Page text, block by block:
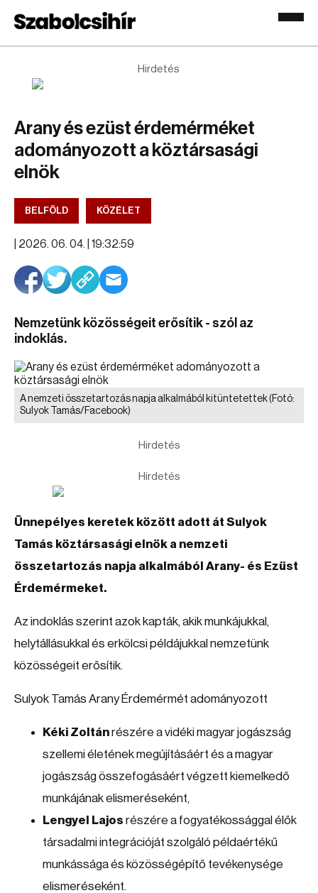
Hirdetés
Arany és ezüst érdemérméket
adományozott a köztársasági
elnök
BELFÖLD KÖZÉLET
2026. 06. 04. | 19:32:59
Nemzetünk közösségeit erősítik - szól az
indoklás.
A nemzeti összetartozás napja alkalmából kitüntetettek(Fotó:
Sulyok Tamás/Facebook)
Hirdetés
Hirdetés
Ünnepélyes keretek között adott át Sulyok
Tamás köztársasági elnök a nemzeti
összetartozás napja alkalmából Arany- és Ezüst
Érdemérmeket.
Az indoklás szerint azok kapták, akik munkájukkal,
helytállásukkal és erkölcsi példájukkal nemzetünk
közösségeit erősítik.
Sulyok Tamás Arany Érdemérmét adományozott
Kéki Zoltánrészére a vidéki magyar jogászság
szellemi életének megújításáért és a magyar
jogászság összefogásáért végzett kiemelkedő
munkájának elismeréseként,
Lengyel Lajos részére a fogyatékossággal élők
társadalmi integrációját szolgáló példaértékű
munkássága és közösségépítő tevékenysége
elismeréseként.